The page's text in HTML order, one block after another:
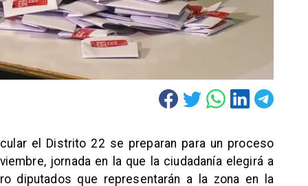
el Distrito 22 se preparan para un proceso
jornada en la que la ciudadanía elegirá a
diputados que representarán a la zona en la